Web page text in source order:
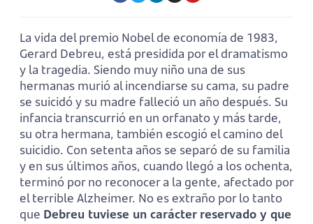
La vida del premio Nobel de economía de 1983,
Gerard Debreu, está presidida por el dramatismo
y la tragedia. Siendo muy niño una de sus
hermanas murió al incendiarse su cama, su padre
se suicidó y su madre falleció un año después. Su
infancia transcurrió en un orfanato y más tarde,
su otra hermana, también escogió el camino del
suicidio. Con setenta años se separó de su familia
y en sus últimos años, cuando llegó a los ochenta,
terminó por no reconocer a la gente, afectado por
el terrible Alzheimer. No es extraño por lo tanto
que Debreu tuviese un carácter reservado y que